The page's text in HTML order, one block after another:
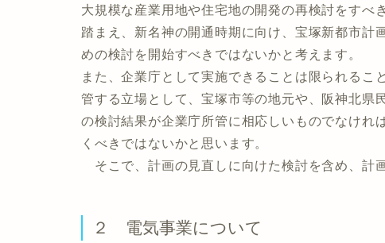
大規模な産業用地や住宅地の開発の再検討をすべ
踏まえ、新名神の開通時期に向け、宝塚新都市計
めの検討を開始すべきではないかと考えます。
また、企業庁として実施できることは限られる
管する立場として、宝塚市等の地元や、阪神北県
の検討結果が企業庁所管に相応しいものでなけれ
くべきではないかと思います。
そこで、計画の見直しに向けた検討を含め、計
２ 電気事業について